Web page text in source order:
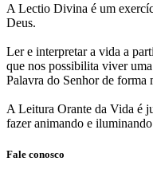
A Lectio Divina é um
Deus.
Ler e interpretar a vida a
que nos possibilita viver
Palavra do Senhor de forma
A Leitura Orante da Vida é
fazer animando e
Fale conosco